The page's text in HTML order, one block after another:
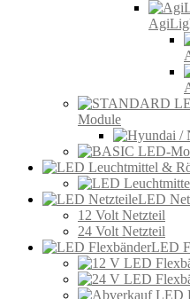
Module
LED
12 Volt Netzteil
24 Volt Netzteil
LED